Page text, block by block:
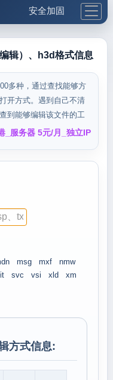
安全加固
更多工具
辑）、h3d格式信息
多种，通过查找能够方
开方式。遇到自己不清
到能够编辑该文件的工
_服务器 5元/月_独立IP
msg mxf
nmw
svc vsi xld xm
方式信息: